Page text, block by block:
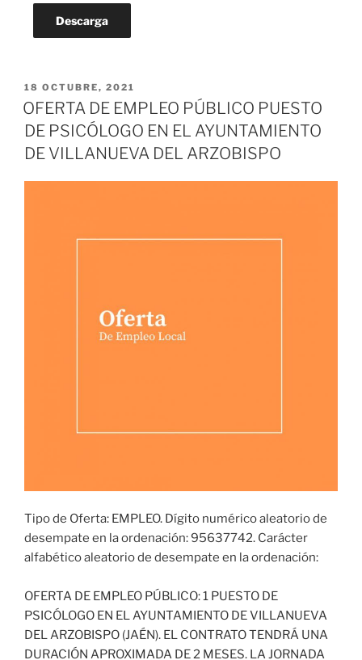
Descarga
PUBLICADO
EL
18 OCTUBRE, 2021
OFERTA DE EMPLEO PÚBLICO PUESTO
DE PSICÓLOGO EN EL AYUNTAMIENTO
DE VILLANUEVA DEL ARZOBISPO
Tipo de Oferta: EMPLEO. Dígito numérico aleatorio de
desempate en la ordenación: 95637742. Carácter
alfabético aleatorio de desempate en la ordenación:
OFERTA DE EMPLEO PÚBLICO: 1 PUESTO DE
PSICÓLOGO EN EL AYUNTAMIENTO DE VILLANUEVA
DEL ARZOBISPO (JAÉN). EL CONTRATO TENDRÁ UNA
DURACIÓN APROXIMADA DE 2 MESES. LA JORNADA